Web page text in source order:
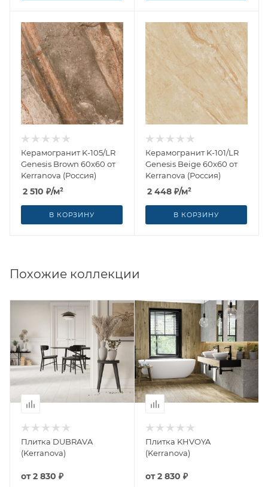
Керамогранит K-105/LR
Genesis Brown 60x60 от
Kerranova (Россия)
2 510 ₽/м²
В КОРЗИНУ
Керамогранит K-101/LR
Genesis Beige 60x60 от
Kerranova (Россия)
2 448 ₽/м²
В КОРЗИНУ
Похожие коллекции
Плитка DUBRAVA
(Kerranova)
от2 830 ₽
Плитка KHVOYA
(Kerranova)
от2 830 ₽